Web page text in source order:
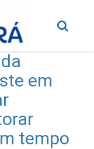
em
tempo